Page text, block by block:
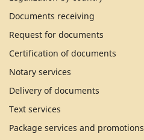
Documents receiving
Request for documents
Certification of documents
Notary services
Delivery of documents
Text services
Package services and promotions